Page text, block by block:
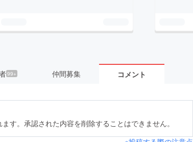
99+ 仲間募集 コメント
す。承認された内容を削除することはできません。